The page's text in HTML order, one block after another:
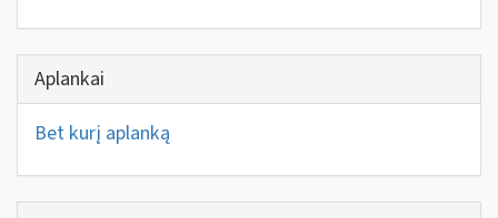
Aplankai
Bet kurį aplanką